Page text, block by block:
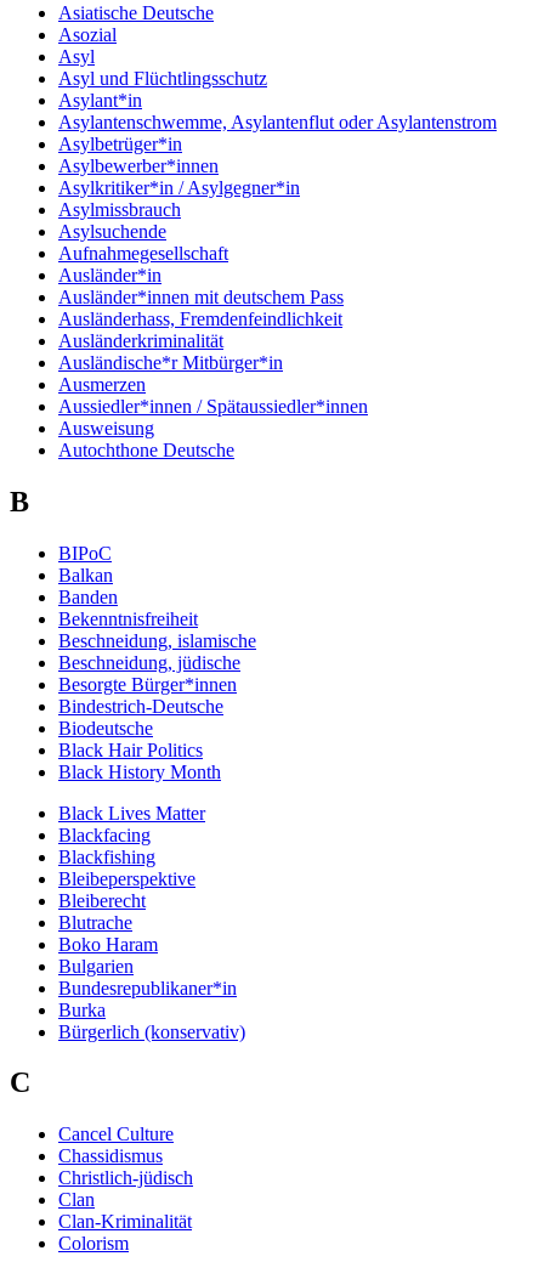
Asiatische Deutsche
Asozial
Asyl
Asyl und Flüchtlingsschutz
Asylant*in
Asylantenschwemme, Asylantenflut oder Asylantenstrom
Asylbetrüger*in
Asylbewerber*innen
Asylkritiker*in / Asylgegner*in
Asylmissbrauch
Asylsuchende
Aufnahmegesellschaft
Ausländer*in
Ausländer*innen mit deutschem Pass
Ausländerhass, Fremdenfeindlichkeit
Ausländerkriminalität
Ausländische*r Mitbürger*in
Ausmerzen
Aussiedler*innen / Spätaussiedler*innen
Ausweisung
Autochthone Deutsche
B
BIPoC
Balkan
Banden
Bekenntnisfreiheit
Beschneidung, islamische
Beschneidung, jüdische
Besorgte Bürger*innen
Bindestrich-Deutsche
Biodeutsche
Black Hair Politics
Black History Month
Black Lives Matter
Blackfacing
Blackfishing
Bleibeperspektive
Bleiberecht
Blutrache
Boko Haram
Bulgarien
Bundesrepublikaner*in
Burka
Bürgerlich (konservativ)
C
Cancel Culture
Chassidismus
Christlich-jüdisch
Clan
Clan-Kriminalität
Colorism